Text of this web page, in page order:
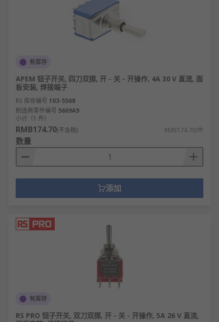
有库存
APEM 钮子开关, 四刀双掷, 开 - 关 - 开操作, 4A 30 V 直流, 面
板安装, 焊接端子
RS 库存编号 103-5568
制造商零件编号 5669A9
小计（1 件）
RMB174.70(不含税) RMB174.70/件
数量
添加
有库存
RS PRO 钮子开关, 双刀双掷, 开 - 关 - 开操作, 5A 26 V 直流,